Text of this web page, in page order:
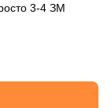
3-4 ЗМ